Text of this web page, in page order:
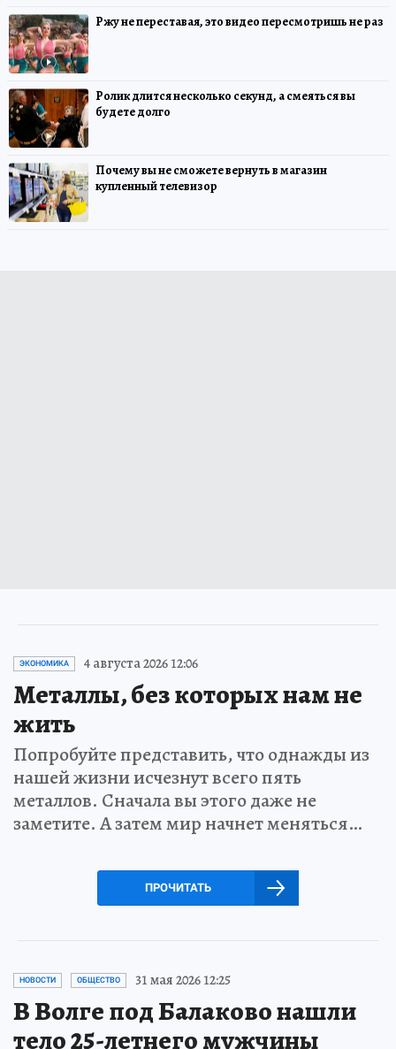
Ржу не переставая, это видео пересмотришь не раз
Ролик длится несколько секунд, а смеяться вы
будете долго
Почему вы не сможете вернуть в магазин
купленный телевизор
ЭКОНОМИКА 4 августа 2026 12:06
Металлы, без которых нам не
жить
Попробуйте представить, что однажды из
нашей жизни исчезнут всего пять
металлов. Сначала вы этого даже не
заметите. А затем мир начнет меняться…
ПРОЧИТАТЬ
НОВОСТИ ОБЩЕСТВО 31 мая 2026 12:25
В Волге под Балаково нашли
тело 25-летнего мужчины